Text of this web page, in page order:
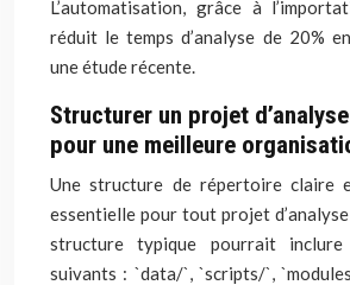
L’automatisation, grâce à
réduit le temps d’analyse de 20%
une étude récente.
Structurer un projet
pour une meilleure
Une structure de répertoire claire
essentielle pour tout projet
structure typique pourrait
suivants : `data/`, `scripts/`,